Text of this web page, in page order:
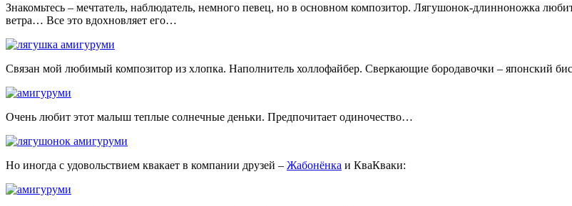
Знакомьтесь – мечтатель, наблюдатель, немного певец, но в основном композитор. Лягушонок-длинноножка любит
ветра… Все это вдохновляет его…
Связан мой любимый композитор из хлопка. Наполнитель холлофайбер. Сверкающие бородавочки – японский
Очень любит этот малыш теплые солнечные деньки. Предпочитает одиночество…
Но иногда с удовольствием квакает в компании друзей – Жабонёнка и КваКваки: